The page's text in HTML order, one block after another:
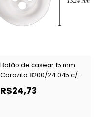
Botão de casear 15 mm
Corozita 8200/24 045 c/
144 un
R$24,73